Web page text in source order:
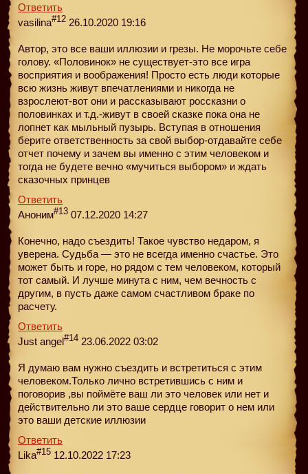
Ответить
vasilina#12 26.10.2020 19:16
Автор, это все ваши иллюзии и грезы. Не морочьте себе
голову. «Половинок» не существует-это все игра
восприятия и воображения! Просто есть люди которые
всю жизнь живут впечатлениями и никогда не
взрослеют-вот они и рассказывают россказни о
половинках и т.д.-живут в своей сказке пока она не
лопнет как мыльный пузырь. Вступая в отношения
берите ответственность за свой выбор-отдавайте себе
отчет почему и зачем вы именно с этим человеком и
тогда не будете вечно «мучиться выбором» и ждать
сказочных принцев
Ответить
Аноним#13 07.12.2020 14:27
Конечно, надо съездить! Такое чувство недаром, я
уверена. Судьба — это не всегда именно счастье. Это
может быть и горе, но рядом с тем человеком, который
тот самый. И лучше минута с ним, чем вечность с
другим, в пусть даже самом счастливом браке по
расчету.
Ответить
Just angel#14 23.06.2022 03:02
Я думаю вам нужно съездить и встретиться с этим
человеком.Только лично встретившись с ним и
поговорив ,вы поймёте ваш ли это человек или нет и
действительно ли это ваше сердце говорит о нем или
это ваши детские иллюзии
Ответить
Lika#15 12.10.2022 17:23